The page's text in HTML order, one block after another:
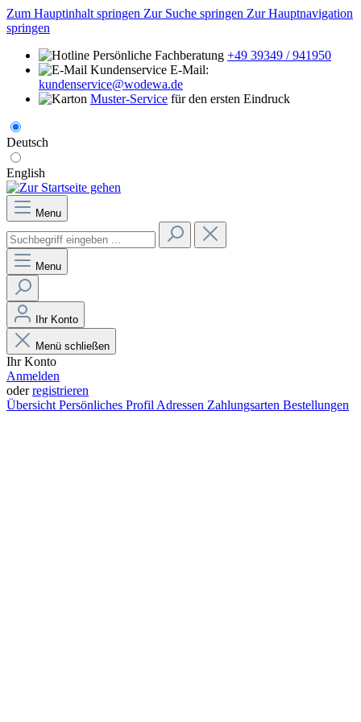
Zum Hauptinhalt springen Zur Suche springen Zur Hauptnavigation
springen
Persönliche Fachberatung +49 39349 / 941950
E-Mail:
kundenservice@wodewa.de
Muster-Service für den ersten Eindruck
Deutsch
English
Menu
Menu
Ihr Konto
Menü schließen
Ihr Konto
Anmelden
oderregistrieren
Übersicht Persönliches Profil Adressen Zahlungsarten Bestellungen